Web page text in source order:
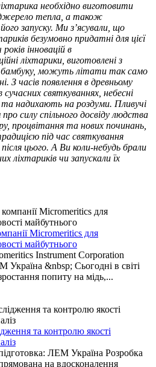
необхідно виготовити
тепла, а також
запуску. Ми з’ясували, що
безумовно придатні для цієї
інновацій в
ліхтарики, виготовлені з
бамбуку, можуть літати так само
З часів появлення в древньому
святкуваннях, небесні
надихають на роздуми. Пливучі
силу спільного досвіду людства
процвітання та нових починань,
під час святкування
цього. А Ви коли-небудь брали
ліхтариків чи запускали їх
Micromeritics для
майбутнього
Instrument Corporation
Україна &nbsp; Сьогодні в світі
попиту на мідь,...
та контролю якості
ЛЕМ Україна Розробка
на вдосконалення